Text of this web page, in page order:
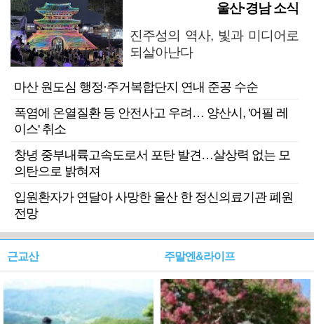
울산·경남 소식
진주성의 역사, 빛과 미디어로
되살아난다
마산 원도심 행정·주거복합단지 연내 준공 수순
폭염에 온열질환 등 안전사고 우려… 양산시, '어필 레
이스' 취소
창녕 중부내륙고속도로서 포탄 발견…살상력 없는 모
의탄으로 밝혀져
입원환자가 연달아 사망한 울산 한 정신의료기관 폐원
전망
근교산 주말엔&라이프